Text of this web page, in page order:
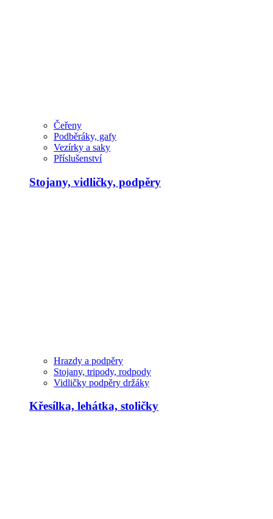
Čeřeny
Podběráky, gafy
Vezírky a saky
Příslušenství
Stojany, vidličky, podpěry
Hrazdy a podpěry
Stojany, tripody, rodpody
Vidličky podpěry držáky
Křesílka, lehátka, stoličky